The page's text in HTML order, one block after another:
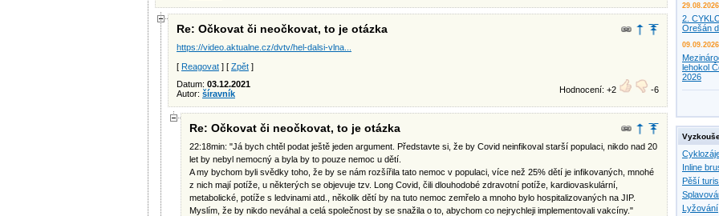
Re: Očkovat či neočkovat, to je otázka
https://video.aktualne.cz/dvtv/hel-dalsi-vlna...
[ Reagovat ] [ Zpět ]
Datum: 03.12.2021
Autor: šíravník Hodnocení: +2 -6
Re: Očkovat či neočkovat, to je otázka
22:18min: "Já bych chtěl podat ještě jeden argument. Představte si, že by Covid neinfikoval starší populaci, nikdo nad 20
let by nebyl nemocný a byla by to pouze nemoc u dětí.
A my bychom byli svědky toho, že by se nám rozšířila tato nemoc v populaci, více než 25% dětí je infikovaných, mnohé
z nich mají potíže, u některých se objevuje tzv. Long Covid, čili dlouhodobé zdravotní potíže, kardiovaskulární,
metabolické, potíže s ledvinami atd., několik dětí by na tuto nemoc zemřelo a mnoho bylo hospitalizovaných na JIP.
Myslím, že by nikdo neváhal a celá společnost by se snažila o to, abychom co nejrychleji implementovali vakcíny."
29.08.2026
2.
Orešán
09.09.2026
lehokol
2026
Inline
Pěší
Lyžování